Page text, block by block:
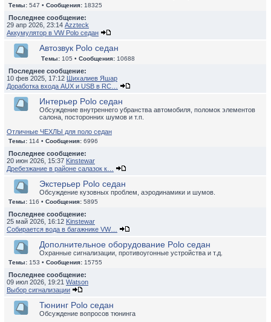
Темы: 547 • Сообщения: 18325
Последнее сообщение:
29 апр 2026, 23:14 Azzteck
Аккумулятор в VW Polo седан
Автозвук Polo седан
Темы: 105 • Сообщения: 10688
Последнее сообщение:
10 фев 2025, 17:12 Шихалиев Яшар
Доработка входа AUX и USB в RC…
Интерьер Polo седан
Обсуждение внутреннего убранства автомобиля, поломок элементов
салона, посторонних шумов и т.п.
Отличные ЧЕХЛЫ для поло седан
Темы: 114 • Сообщения: 6996
Последнее сообщение:
20 июн 2026, 15:37 Kinstewar
Дребезжание в районе салазок к…
Экстерьер Polo седан
Обсуждение кузовных проблем, аэродинамики и шумов.
Темы: 116 • Сообщения: 5895
Последнее сообщение:
25 май 2026, 16:12 Kinstewar
Собирается вода в багажнике VW…
Дополнительное оборудование Polo седан
Охранные сигнализации, противоугонные устройства и т.д.
Темы: 153 • Сообщения: 15755
Последнее сообщение:
09 июл 2026, 19:21 Watson
Выбор сигнализации
Тюнинг Polo седан
Обсуждение вопросов тюнинга